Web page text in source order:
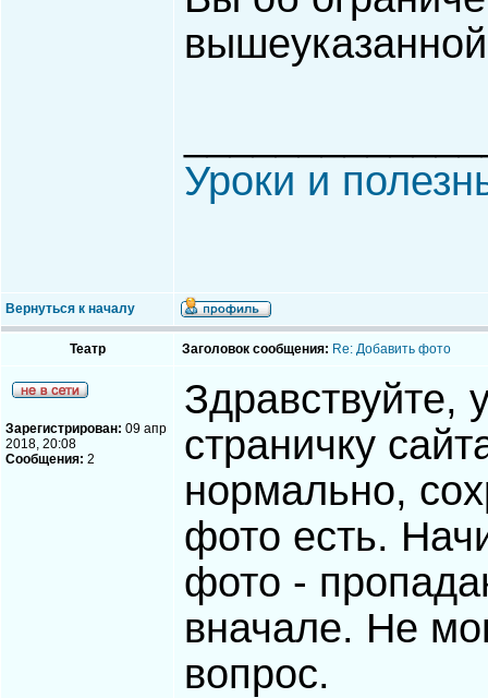
Уроки и
Вернуться к началу
Театр Заголовок сообщения: Re: Добавить фото
Зарегистрирован: 09 апр
2018, 20:08
Сообщения: 2
Здравствуйте,
страничку
нормально,
фото есть.
фото -
вначале. Не
вопрос.